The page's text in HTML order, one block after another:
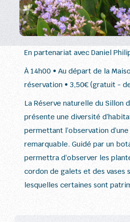
En partenariat avec Daniel
À 14h00 • Au départ de la
réservation • 3,50€ (gratuit -
La Réserve naturelle du Sillon
présente une diversité
permettant l’observation
remarquable. Guidé par un
permettra d’observer les
cordon de galets et des vases
lesquelles certaines sont